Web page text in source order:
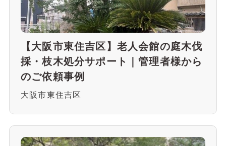
【大阪市東住吉区】老人会館の庭木伐
採・枝木処分サポート｜管理者様から
のご依頼事例
大阪市東住吉区